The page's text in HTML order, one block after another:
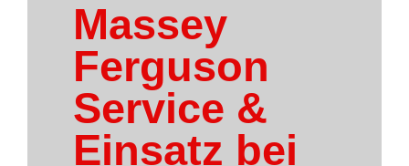
Massey
Ferguson
Service &
Einsatz bei